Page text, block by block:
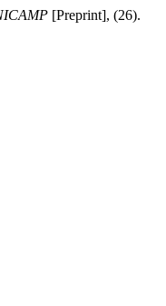
[Preprint], (26).